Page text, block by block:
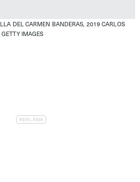
DEL CARMEN BANDERAS, 2019CARLOS
IMAGES